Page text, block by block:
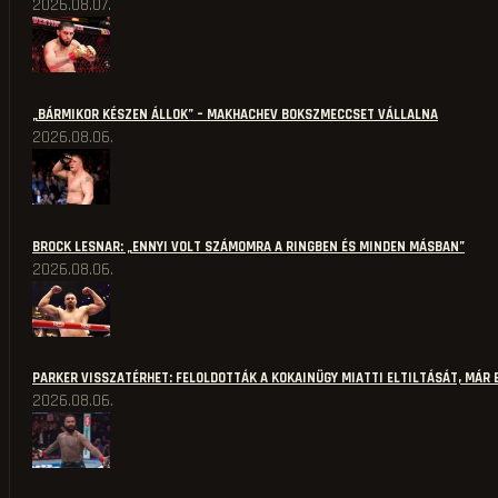
2026.08.07.
„BÁRMIKOR KÉSZEN ÁLLOK” – MAKHACHEV BOKSZMECCSET VÁLLALNA
2026.08.06.
BROCK LESNAR: „ENNYI VOLT SZÁMOMRA A RINGBEN ÉS MINDEN MÁSBAN”
2026.08.06.
PARKER VISSZATÉRHET: FELOLDOTTÁK A KOKAINÜGY MIATTI ELTILTÁSÁT, MÁR
2026.08.06.